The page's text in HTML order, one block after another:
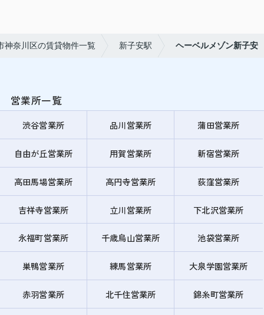
神奈川区の賃貸物件一覧 新子安駅 ヘーベルメゾン新子安
営業所一覧
渋谷営業所 品川営業所 蒲田営業所
自由が丘営業所 用賀営業所 新宿営業所
高田馬場営業所 高円寺営業所 荻窪営業所
吉祥寺営業所 立川営業所 下北沢営業所
永福町営業所 千歳烏山営業所 池袋営業所
巣鴨営業所 練馬営業所 大泉学園営業所
赤羽営業所 北千住営業所 錦糸町営業所